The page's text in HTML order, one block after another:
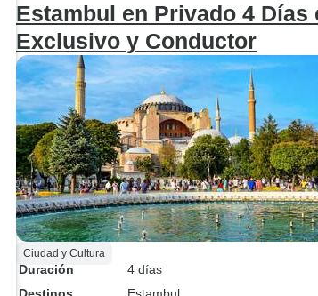
Estambul en Privado 4
Exclusivo y Conductor
Ciudad y Cultura
Duración
4 días